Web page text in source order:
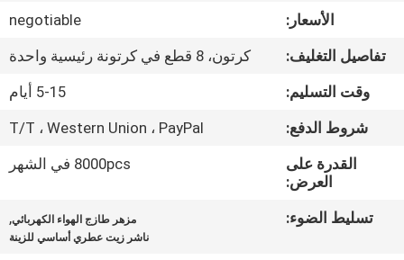
معلومات
عنا
جولة
المعمل
الأسعار:
negotiable
تفاصيل التغليف:
كرتون، 8 قطع في كرتونة رئيسية واحدة
وقت التسليم:
5-15 أيام
شروط الدفع:
T/T ، Western Union ، PayPal
القدرة على
العرض:
8000pcs في الشهر
تسليط الضوء: مزهر طازج الهواء الكهربائي,
ناشر زيت عطري أساسي للزينة